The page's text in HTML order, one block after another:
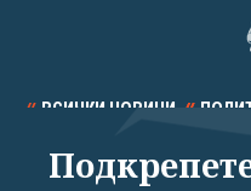
ВСИЧКИ НОВИНИ
СПОРТ КУЛТУРА